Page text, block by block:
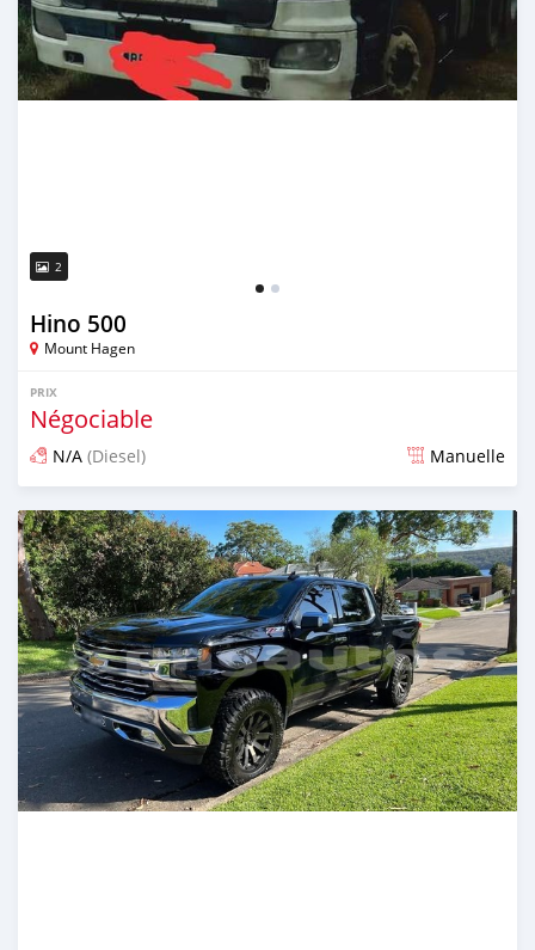
2
Hino 500
Mount Hagen
PRIX
Négociable
N/A (Diesel) Manuelle
Publié il y a presque 4 ans